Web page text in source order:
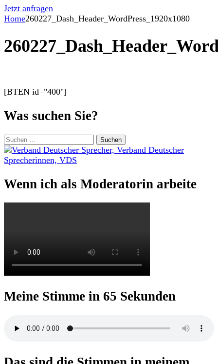
Jetzt anfragen
Home260227_Dash_Header_WordPress_1920x1080
[BTEN id="400"]
Was suchen Sie?
Suchen
nach:
Wenn ich als Moderatorin arbeite
Meine Stimme in 65 Sekunden